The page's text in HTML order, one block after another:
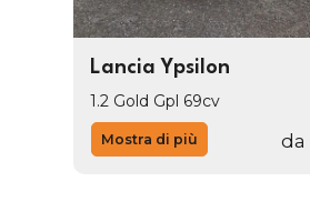
Lancia Ypsilon
1.2 Gold Gpl 69cv
Mostra di più da